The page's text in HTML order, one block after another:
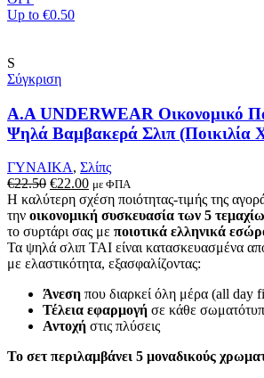
Up to €0.50
S
Σύγκριση
A.A UNDERWEAR Οικονομικό
Ψηλά Βαμβακερά Σλιπ (Ποικιλία
ΓΥΝΑΙΚΑ, Σλίπς
€22.50 Original
price
was:
€22.50.
€22.00Η
τρέχουσα
τιμή
είναι:
€22.00.
με ΦΠΑ
Η καλύτερη σχέση ποιότητας-τιμής της
την οικονομική συσκευασία των 5
το συρτάρι σας με ποιοτικά ελληνικά
Τα ψηλά σλιπ TAI είναι κατασκευασμένα
με ελαστικότητα, εξασφαλίζοντας:
Άνεση που διαρκεί όλη μέρα (all day
Τέλεια εφαρμογή σε κάθε
Αντοχή στις πλύσεις
Το σετ περιλαμβάνει 5 μοναδικούς